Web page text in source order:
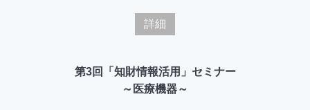
詳細
第3回「知財情報活用」セミナー
～医療機器～